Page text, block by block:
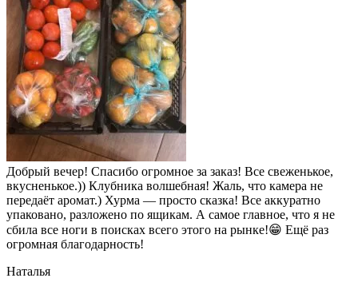
Добрый вечер! Спасибо огромное за заказ! Все свеженькое,
вкусненькое.)) Клубника волшебная! Жаль, что камера не
передаёт аромат.) Хурма — просто сказка! Все аккуратно
упаковано, разложено по ящикам. А самое главное, что я не
сбила все ноги в поисках всего этого на рынке!😁 Ещё раз
огромная благодарность!
Наталья